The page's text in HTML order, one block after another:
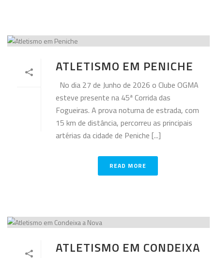
ATLETISMO EM PENICHE
No dia 27 de Junho de 2026 o Clube OGMA
esteve presente na 45ª Corrida das
Fogueiras. A prova noturna de estrada, com
15 km de distância, percorreu as principais
artérias da cidade de Peniche [...]
READ MORE
ATLETISMO EM CONDEIXA